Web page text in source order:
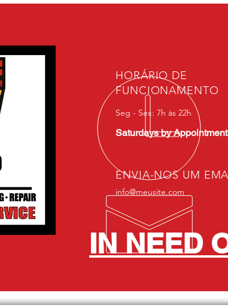
HORÁRIO DE
FUNCIONAMENTO
Seg - Sex: 7h às 22h
Saturdays by
ENVIA-NOS UM
info@meusite.com
IN NEED